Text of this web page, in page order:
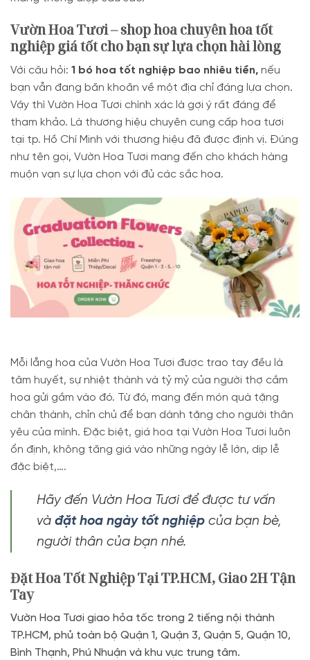
Vườn Hoa Tươi – shop hoa chuyên hoa tốt
nghiệp giá tốt cho bạn sự lựa chọn hài lòng
Với câu hỏi: 1 bó hoa tốt nghiệp bao nhiêu tiền, nếu
bạn vẫn đang băn khoăn về một địa chỉ đáng lựa chọn.
Vậy thì Vườn Hoa Tươi chính xác là gợi ý rất đáng để
tham khảo. Là thương hiệu chuyên cung cấp hoa tươi
tại tp. Hồ Chí Minh với thương hiệu đã được định vị. Đúng
như tên gọi, Vườn Hoa Tươi mang đến cho khách hàng
muộn vạn sự lựa chọn với đủ các sắc hoa.
Mỗi lẵng hoa của Vườn Hoa Tươi được trao tay đều là
tâm huyết, sự nhiệt thành và tỷ mỷ của người thợ cắm
hoa gửi gắm vào đó. Từ đó, mang đến món quà tặng
chân thành, chỉn chủ để bạn dành tặng cho người thân
yêu của mình. Đặc biệt, giá hoa tại Vườn Hoa Tươi luôn
ổn định, không tăng giá vào những ngày lễ lớn, dịp lễ
đặc biệt,….
Hãy đến Vườn Hoa Tươi để được tư vấn
và đặt hoa ngày tốt nghiệp của bạn bè,
người thân của bạn nhé.
Đặt Hoa Tốt Nghiệp Tại TP.HCM, Giao 2H Tận
Tay
Vườn Hoa Tươi giao hỏa tốc trong 2 tiếng nội thành
TP.HCM, phủ toàn bộ Quận 1, Quận 3, Quận 5, Quận 10,
Bình Thạnh, Phú Nhuận và khu vực trung tâm.